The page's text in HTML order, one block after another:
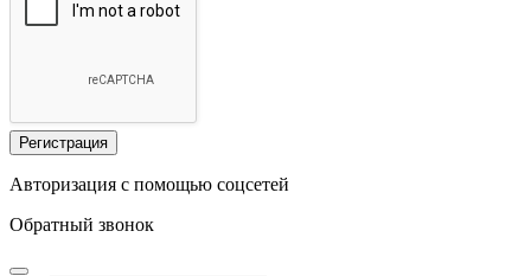
Регистрация
Авторизация с помощью соцсетей
Обратный звонок